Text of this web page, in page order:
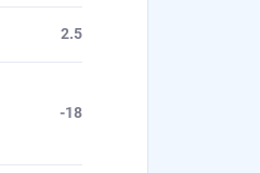
2.5
-18